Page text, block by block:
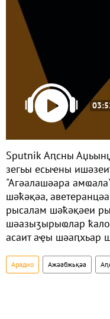
Sputnik Аԥсны
зегьы есыҽны
"Агәалашәара
шәҟәқәа,
рысалам шәҟәқәеи
шәазыӡырыҩлар
асаит аҿы шәаԥхьар
Арадио Ажәабжьқәа